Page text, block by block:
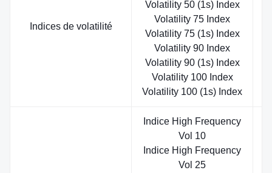
Indices de volatilité
Volatility 50 (1s) Index
Volatility 75 Index
Volatility 75 (1s) Index
Volatility 90 Index
Volatility 90 (1s) Index
Volatility 100 Index
Volatility 100 (1s) Index
Indice High Frequency
Vol 10
Indice High Frequency
Vol 25